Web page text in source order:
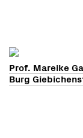
Prof. Mareike
Burg